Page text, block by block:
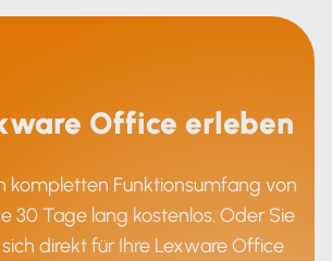
Office erleben
kompletten Funktionsumfang von
30 Tage lang kostenlos. Oder Sie
direkt für Ihre Lexware Office